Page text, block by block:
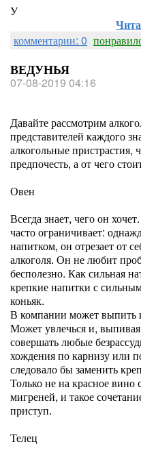
У
комментарии: 0
ВЕДУНЬЯ
07-08-2019 04:16
Давайте рассмотрим
представителей каждого
алкогольные пристрастия,
предпочесть, а от чего
Овен
Всегда знает, чего он
часто ограничивает:
напитком, он отрезает от
алкоголя. Он не любит
бесполезно. Как сильная
крепкие напитки с
коньяк.
В компании может выпить
Может увлечься и,
совершать любые
хождения по карнизу или
следовало бы заменить
Только не на красное
мигреней, и такое
приступ.
Телец